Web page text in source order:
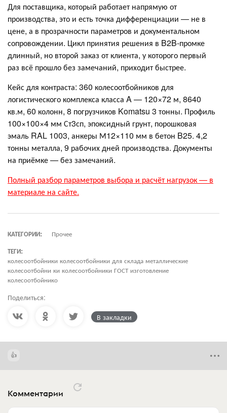
Для поставщика, который работает напрямую от
производства, это и есть точка дифференциации — не в
цене, а в прозрачности параметров и документальном
сопровождении. Цикл принятия решения в B2B-промке
длинный, но второй заказ от клиента, у которого первый
раз всё прошло без замечаний, приходит быстрее.
Кейс для контраста: 360 колесоотбойников для
логистического комплекса класса A — 120×72 м, 8640
кв.м, 60 колонн, 8 погрузчиков Komatsu 3 тонны. Профиль
100×100×4 мм Ст3сп, эпоксидный грунт, порошковая
эмаль RAL 1003, анкеры М12×110 мм в бетон B25. 4,2
тонны металла, 9 рабочих дней производства. Документы
на приёмке — без замечаний.
Полный разбор параметров выбора и расчёт нагрузок — в
материале на сайте.
КАТЕГОРИИ:
Прочее
ТЕГИ:
колесоотбойники колесоотбойники для склада металлические
колесоотбойни ки колесоотбойники ГОСТ изготовление
колесоотбойнико
Поделиться:
В закладки
Комментарии